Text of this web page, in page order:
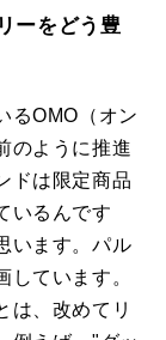
ーをどう豊
るOMO（オン
のように推進
ドは限定商品
いるんです
います。パル
ています。
は、改めてリ